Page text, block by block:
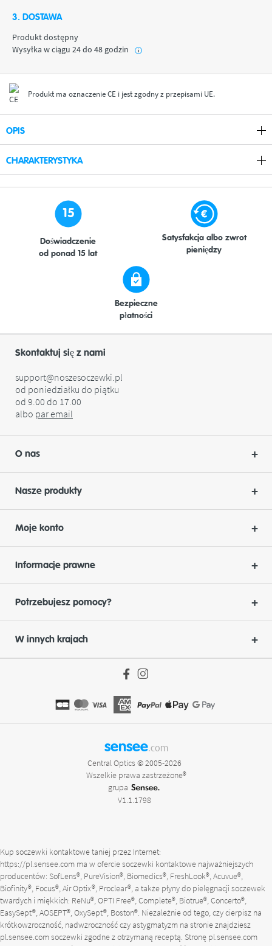
OPIS
CHARAKTERYSTYKA
3. DOSTAWA
Produkt dostępny
Wysyłka w ciągu 24 do 48 godzin
i
Produkt ma oznaczenie CE i jest zgodny z przepisami UE.
15
Doświadczenie
od ponad 15 lat
Bezpieczne
płatności
Satysfakcja albo zwrot
pieniędzy
Skontaktuj się z nami
support@noszesoczewki.pl
od poniedziałku do piątku
od 9.00 do 17.00
albo paremail
O nas
Nasze produkty
Moje konto
Informacje prawne
Potrzebujesz pomocy?
W innych krajach
sensee.com
Central Optics © 2005-2026
Wszelkie prawa zastrzeżone®
grupa
V1.1.1798
Kup soczewki kontaktowe taniej przez Internet:
https://pl.sensee.com ma w ofercie soczewki kontaktowe najważniejszych
producentów: SofLens®, PureVision®, Biomedics®, FreshLook®, Acuvue®,
Biofinity®, Focus®, Air Optix®, Proclear®, a także płyny do pielęgnacji soczewek
twardych i miękkich: ReNu®, OPTI Free®, Complete®, Biotrue®, Concerto®,
EasySept®, AOSEPT®, OxySept®, Boston®. Niezależnie od tego, czy cierpisz na
krótkowzroczność, nadwzroczność czy astygmatyzm na stronie znajdziesz
pl.sensee.comsoczewki zgodne z otrzymaną receptą. Stronę pl.sensee.com